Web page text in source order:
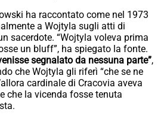
ha raccontato come nel 1973
a Wojtyla sugli atti di
sacerdote. “Wojtyla voleva prima
un bluff”, ha spiegato la fonte.
segnalato da nessuna parte”,
che Wojtyla gli riferì “che se ne
cardinale di Cracovia aveva
che la vicenda fosse tenuta